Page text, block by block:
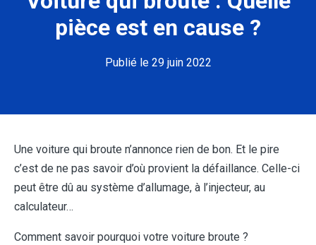
pièce est en cause ?
Publié le 29 juin 2022
Une voiture qui broute n’annonce rien de bon. Et le pire
c’est de ne pas savoir d’où provient la défaillance. Celle-ci
peut être dû au système d’allumage, à l’injecteur, au
calculateur…
Comment savoir pourquoi votre voiture broute ?